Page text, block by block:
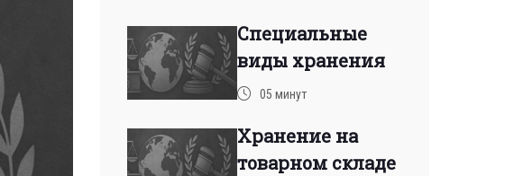
Специальные
виды хранения
05 минут
Хранение на
товарном складе